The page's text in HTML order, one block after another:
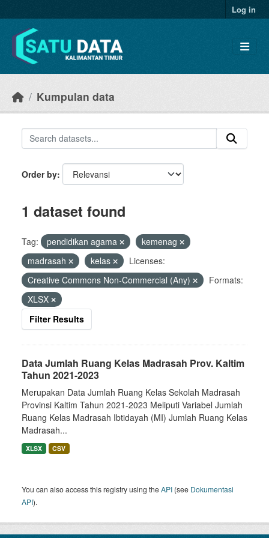
Log in
Kumpulan data
Order by
1 dataset found
Tag: pendidikan agama
kemenag
madrasah
kelas
Licenses:
Creative Commons Non-Commercial (Any)
Formats:
XLSX
Filter Results
Data Jumlah Ruang Kelas Madrasah Prov. Kaltim
Tahun 2021-2023
Merupakan Data Jumlah Ruang Kelas Sekolah Madrasah
Provinsi Kaltim Tahun 2021-2023 Meliputi Variabel Jumlah
Ruang Kelas Madrasah Ibtidayah (MI) Jumlah Ruang Kelas
Madrasah...
XLSX CSV
You can also access this registry using theAPI (see Dokumentasi
API).